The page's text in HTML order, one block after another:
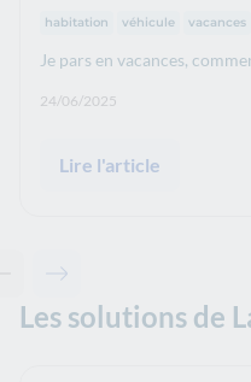
Thématiques :
habitation véhicule vacances
Je pars en vacances,
Date de publication: :
24/06/2025
Lire l'article
Contenu précédent - Articles
Contenu suivant - Articles
Les solutions de